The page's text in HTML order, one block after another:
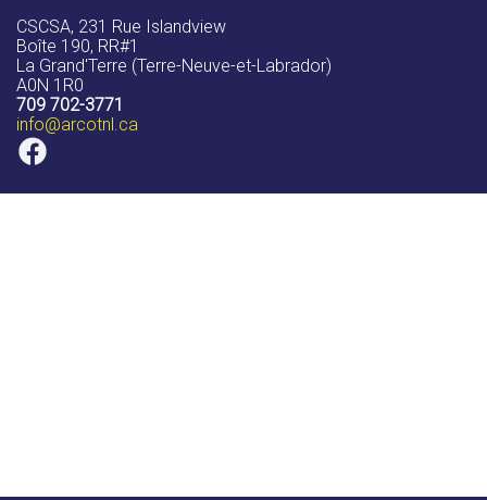
CSCSA, 231 Rue Islandview
Boîte 190, RR#1
La Grand'Terre (Terre-Neuve-et-Labrador)
A0N 1R0
709 702-3771
info@arcotnl.ca